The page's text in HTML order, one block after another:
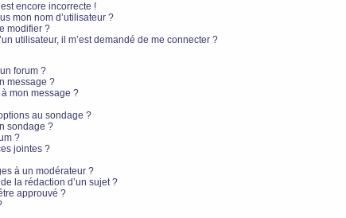
encore incorrecte !
mon nom d’utilisateur ?
modifier ?
utilisateur, il m’est demandé de me connecter ?
forum ?
message ?
mon message ?
au sondage ?
sondage ?
?
jointes ?
à un modérateur ?
la rédaction d’un sujet ?
approuvé ?